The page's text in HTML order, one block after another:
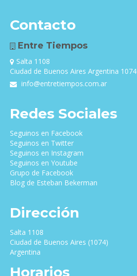
Contacto
Entre Tiempos
Salta 1108
Ciudad de Buenos Aires Argentina 1074
info@entretiempos.com.ar
Redes Sociales
Seguinos en Facebook
Seguinos en Twitter
Seguinos en Instagram
Seguinos en Youtube
Grupo de Facebook
Blog de Esteban Bekerman
Dirección
Salta 1108
Ciudad de Buenos Aires (1074)
Argentina
Horarios